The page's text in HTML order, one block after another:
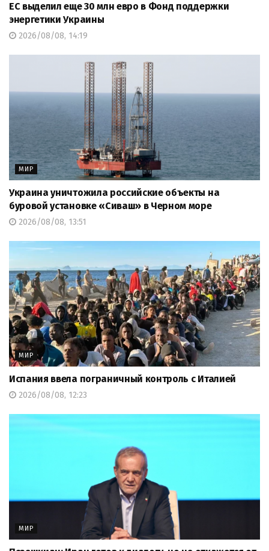
ЕС выделил еще 30 млн евро в Фонд поддержки
энергетики Украины
2026/08/08, 14:19
МИР
Украина уничтожила российские объекты на
буровой установке «Сиваш» в Черном море
2026/08/08, 13:51
МИР
Испания ввела пограничный контроль с Италией
2026/08/08, 12:23
МИР